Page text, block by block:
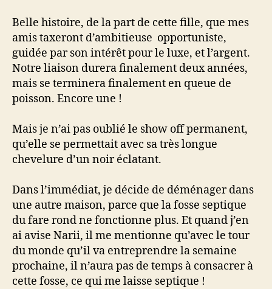
Belle histoire, de la part de cette fille, que mes
amis taxeront d’ambitieuse opportuniste,
guidée par son intérêt pour le luxe, et l’argent.
Notre liaison durera finalement deux années,
mais se terminera finalement en queue de
poisson. Encore une !
Mais je n’ai pas oublié le show off permanent,
qu’elle se permettait avec sa très longue
chevelure d’un noir éclatant.
Dans l’immédiat, je décide de déménager dans
une autre maison, parce que la fosse septique
du fare rond ne fonctionne plus. Et quand j’en
ai avise Narii, il me mentionne qu’avec le tour
du monde qu’il va entreprendre la semaine
prochaine, il n’aura pas de temps à consacrer à
cette fosse, ce qui me laisse septique !